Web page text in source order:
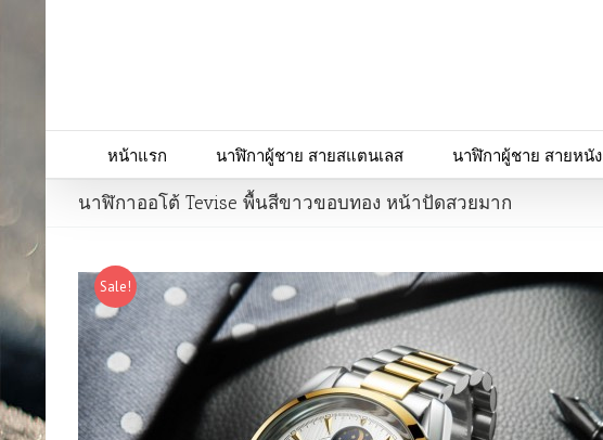
หน้าแรก นาฬิกาผู้ชาย สายสแตนเลส นาฬิกาผู้ชาย สายหนัง
นาฬิกาออโต้ Tevise พื้นสีขาวขอบทอง หน้าปัดสวยมาก
Sale!